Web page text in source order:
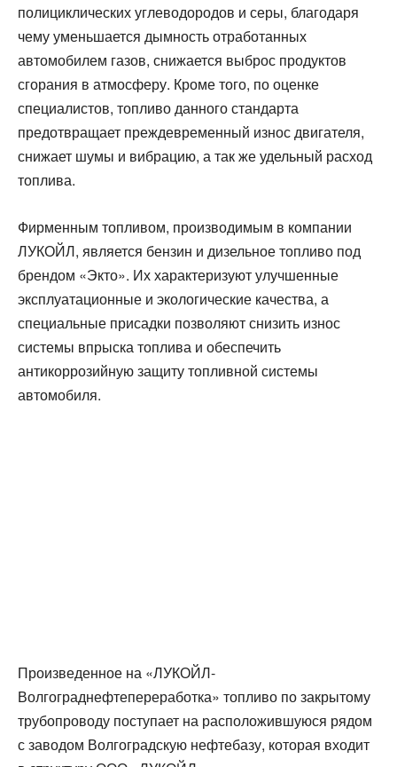
полициклических углеводородов и серы, благодаря
чему уменьшается дымность отработанных
автомобилем газов, снижается выброс продуктов
сгорания в атмосферу. Кроме того, по оценке
специалистов, топливо данного стандарта
предотвращает преждевременный износ двигателя,
снижает шумы и вибрацию, а так же удельный расход
топлива.
Фирменным топливом, производимым в компании
ЛУКОЙЛ, является бензин и дизельное топливо под
брендом «Экто». Их характеризуют улучшенные
эксплуатационные и экологические качества, а
специальные присадки позволяют снизить износ
системы впрыска топлива и обеспечить
антикоррозийную защиту топливной системы
автомобиля.
Произведенное на «ЛУКОЙЛ-
Волгограднефтепереработка» топливо по закрытому
трубопроводу поступает на расположившуюся рядом
с заводом Волгоградскую нефтебазу, которая входит